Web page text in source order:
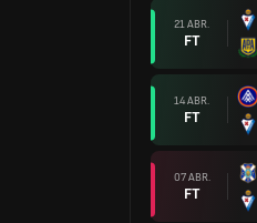
21 ABR.
FT
14 ABR.
FT
07 ABR.
FT